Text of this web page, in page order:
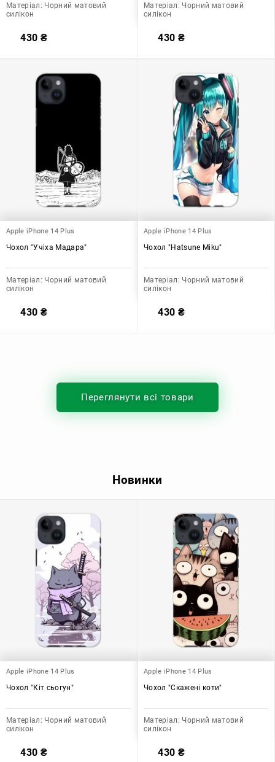
Матеріал: Чорний матовий
силікон
430 ₴
Матеріал: Чорний матовий
силікон
430 ₴
Apple iPhone 14 Plus
Чохол "Учіха Мадара"
Матеріал: Чорний матовий
силікон
430 ₴
Apple iPhone 14 Plus
Чохол "Hatsune Miku"
Матеріал: Чорний матовий
силікон
430 ₴
Переглянути всі товари
Новинки
Apple iPhone 14 Plus
Чохол "Кіт сьогун"
Матеріал: Чорний матовий
силікон
430 ₴
Apple iPhone 14 Plus
Чохол "Скажені коти"
Матеріал: Чорний матовий
силікон
430 ₴